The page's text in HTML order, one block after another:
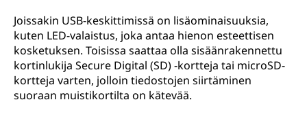
m
Joissakin USB-keskittimissä on lisäominaisuuksia,
kuten LED-valaistus, joka antaa hienon esteettisen
kosketuksen. Toisissa saattaa olla sisäänrakennettu
kortinlukija Secure Digital (SD) -kortteja tai microSD-
kortteja varten, jolloin tiedostojen siirtäminen
suoraan muistikortilta on kätevää.